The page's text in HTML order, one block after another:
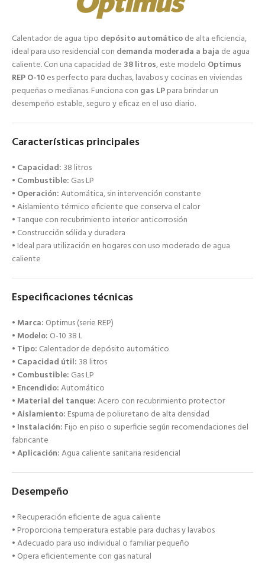
Calentador de agua tipo depósito automáticode alta eficiencia,
ideal para uso residencial con demanda moderada a baja de agua
caliente. Con una capacidad de 38 litros, este modelo Optimus
REP O-10es perfecto para duchas, lavabos y cocinas en viviendas
pequeñas o medianas. Funciona con gas LPpara brindar un
desempeño estable, seguro y eficaz en el uso diario.
Características principales
• Capacidad: 38 litros
• Combustible: Gas LP
• Operación:Automática, sin intervención constante
• Aislamiento térmico eficiente que conserva el calor
• Tanque con recubrimiento interior anticorrosión
• Construcción sólida y duradera
• Ideal para utilización en hogares con uso moderado de agua
caliente
Especificaciones técnicas
• Marca: Optimus (serie REP)
• Modelo: O-10 38 L
• Tipo: Calentador de depósito automático
• Capacidad útil: 38 litros
• Combustible: Gas LP
• Encendido:Automático
• Material del tanque:Acero con recubrimiento protector
•Aislamiento: Espuma de poliuretano de alta densidad
• Instalación: Fijo en piso o superficie según recomendaciones del
fabricante
•Aplicación:Agua caliente sanitaria residencial
Desempeño
• Recuperación eficiente de agua caliente
• Proporciona temperatura estable para duchas y lavabos
• Adecuado para uso individual o familiar pequeño
• Opera eficientemente con gas natural